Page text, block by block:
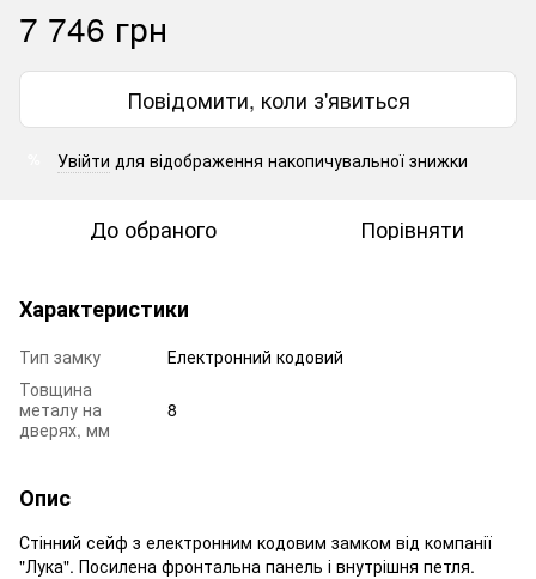
7 746 грн
Повідомити, коли з'явиться
Увійти для відображення накопичувальної знижки
До обраного Порівняти
Характеристики
Тип замку
Електронний кодовий
Товщина
металу на
дверях, мм
8
Опис
Стінний сейф з електронним кодовим замком від компанії
"Лука". Посилена фронтальна панель і внутрішня петля.